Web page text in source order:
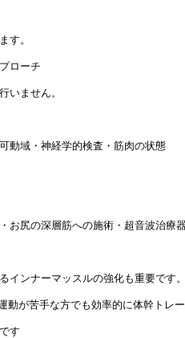
す。
ローチ
いません。
動域・神経学的検査・筋肉の状態
お尻の深層筋への施術・超音波治療
インナーマッスルの強化も重要です
動が苦手な方でも効率的に体幹トレ
す